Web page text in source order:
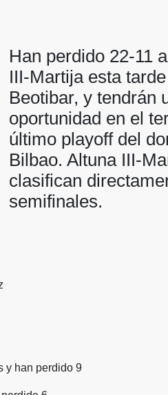
Han perdido 22-11
III-Martija esta tarde
Beotibar, y tendrán
oportunidad en el
último playoff del
Bilbao. Altuna III-
clasifican
semifinales.
y han perdido 9